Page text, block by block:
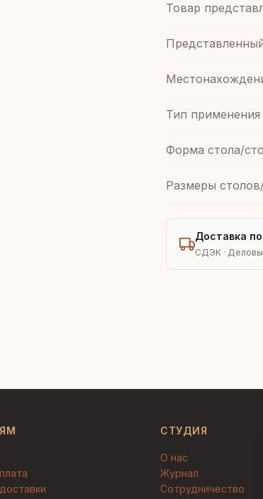
Товар
Тип применения
Форма стола/
Размеры
Доставка
СДЭК ·
СТУДИЯ
О нас
Журнал
Сотрудничество